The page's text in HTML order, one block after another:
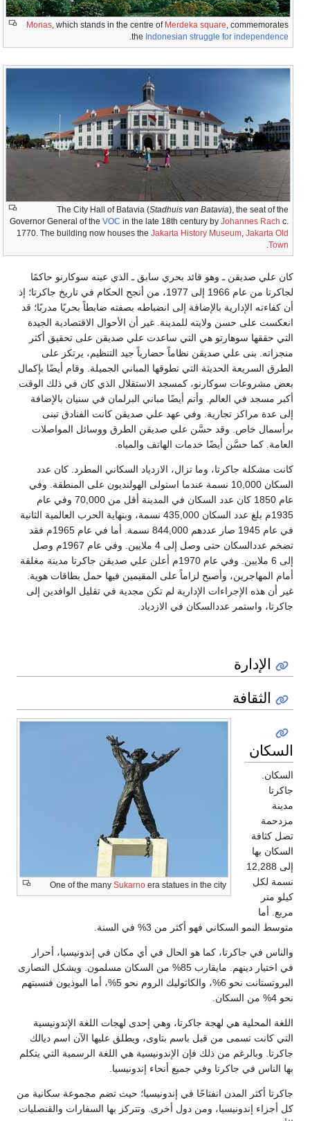
Monas, which stands in the centre of Merdeka square, commemorates
the Indonesian struggle for independence
.
The City Hall of Batavia (Stadhuis van Batavia), the seat of the
Governor General of the VOC in the late 18th century by Johannes Rach c.
1770. The building now houses the Jakarta History Museum, Jakarta Old
Town
.
كان علي صديقن ـ وهو قائد بحري سابق ـ الذي عينه سوكارنو حاكمًا
لجاكرتا من عام 1966 إلى 1977، من أنجح الحكام في تاريخ جاكرتا؛ إذ
أن كفاءته الإدارية بالإضافة إلى انضباطه بصفته ضابطاً بحريًا مدربًا؛ قد
انعكست على حسن ولايته للمدينة. غير أن الأحوال الاقتصادية الجيدة
التي حققها سوهارتو هي التي ساعدت علي صديقن على تحقيق أكثر
منجزاته. بنى علي صديقن نظاماً حضارياً جيد التنظيم، يرتكز على
الطرق السريعة الحديثة التي تطوقها المباني الجميلة. وقام أيضًا بإكمال
بعض مشروعات سوكارنو، كمسجد الاستقلال الذي كان في ذلك الوقت
أكبر مسجد في العالم. وأتم أيضًا مباني البرلمان في سنيان بالإضافة
إلى عدة مراكز تجارية. وفي عهد علي صديقن كانت الفنادق تبنى
برأسمال خاص. وقد حسَّن علي صديقن الطرق ووسائل المواصلات
العامة. كما حسَّن أيضًا خدمات الهاتف والمياه.
كانت مشكلة جاكرتا، وما تزال، الازدياد السكاني المطرد. كان عدد
السكان 10,000 نسمة عندما استولى الهولنديون على المنطقة. وفي
عام 1850 كان عدد السكان في المدينة أقل من 70,000 وفي عام
1935م بلغ عدد السكان 435,000 نسمة، وبنهاية الحرب العالمية الثانية
في عام 1945 صار عددهم 844,000 نسمة. أما في عام 1965م فقد
تضخم عددالسكان حتى وصل إلى 4 ملايين. وفي عام 1967م وصل
إلى 6 ملايين. وفي عام 1970م أعلن علي صديقن جاكرتا مدينة مغلقة
أمام المهاجرين، وأصبح لزاماً على المقيمين فيها حمل بطاقات هوية.
غير أن هذه الإجراءات الإدارية لم تكن مجدية في تقليل الوافدين إلى
جاكرتا، واستمر عددالسكان في الازدياد.
الإدارة
الثقافة
One of the many Sukarno era statues in the city
السكان
السكان.
جاكرتا
مدينة
مزدحمة
تصل كثافة
السكان بها
إلى 12,288
نسمة لكل
كيلو متر
مربع. أما
متوسط النمو السكاني فهو أكثر من 3% في السنة.
والناس في جاكرتا، كما هو الحال في أي مكان في إندونيسيا، أحرار
في اختيار دينهم. مايقارب 85% من السكان مسلمون. ويشكل النصارى
البروتستانت نحو 6%، والكاثوليك الروم نحو 5%، أما البوذيون فنسبتهم
نحو 4% من السكان.
اللغة المحلية هي لهجة جاكرتا، وهي إحدى لهجات اللغة الإندونيسية
التي كانت تسمى من قبل باسم بتاوى، ويطلق عليها الآن اسم ديالك
جاكرتا. وبالرغم من ذلك فإن الإندونيسية هي اللغة الرسمية التي يتكلم
بها الناس في جاكرتا وفي جميع أنحاء إندونيسيا.
جاكرتا أكثر المدن انفتاحًا في إندونيسيا؛ حيث تضم مجموعة سكانية من
كل أجزاء إندونيسيا، ومن دول أخرى. وتتركز بها السفارات والقنصليات